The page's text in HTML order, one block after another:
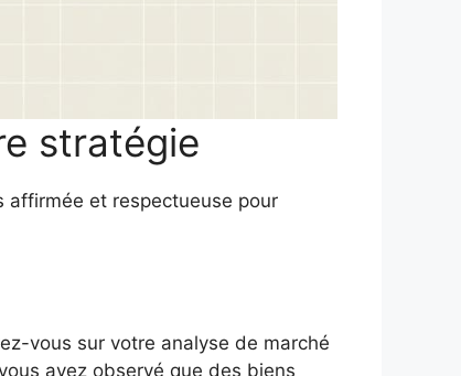
stratégie
affirmée et respectueuse pour
vous sur votre analyse de marché
avez observé que des biens